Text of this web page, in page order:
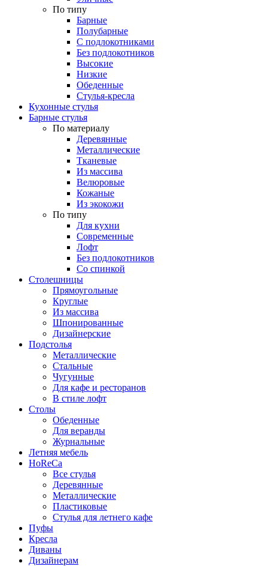
По типу
Барные
Полубарные
С подлокотниками
Без подлокотников
Высокие
Низкие
Обеденные
Стулья-кресла
Кухонные стулья
Барные стулья
По материалу
Деревянные
Металлические
Тканевые
Из массива
Велюровые
Кожаные
Из экокожи
По типу
Для кухни
Современные
Лофт
Без подлокотников
Со спинкой
Столешницы
Прямоугольные
Круглые
Из массива
Шпонированные
Дизайнерские
Подстолья
Металлические
Стальные
Чугунные
Для кафе и ресторанов
В стиле лофт
Столы
Обеденные
Для веранды
Журнальные
Летняя мебель
HoReCa
Все стулья
Деревянные
Металлические
Пластиковые
Стулья для летнего кафе
Пуфы
Кресла
Диваны
Дизайнерам